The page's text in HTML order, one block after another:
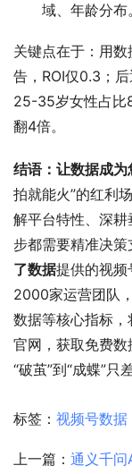
域、年龄分布。
关键点在于：用
告，ROI仅0.3；
25-35岁女性占比
翻4倍。
结语：让数据成为
拍就能火”的红利
解平台特性、深
步都需要精准决策
了数据提供的视频
2000家运营团队
数据等核心指标
官网，获取免费
“破茧”到“成蝶”只
标签： 视频号数据
上一篇： 通义千